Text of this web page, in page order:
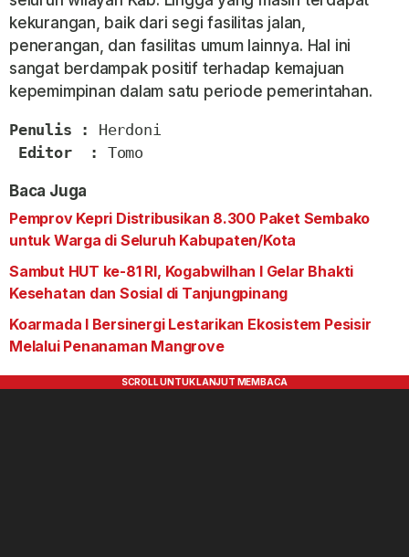
kekurangan, baik dari segi fasilitas jalan,
penerangan, dan fasilitas umum lainnya. Hal ini
sangat berdampak positif terhadap kemajuan
kepemimpinan dalam satu periode pemerintahan.
Penulis :
Herdoni
Editor  :
Tomo
Baca Juga
Pemprov Kepri Distribusikan 8.300 Paket Sembako
untuk Warga di Seluruh Kabupaten/Kota
Sambut HUT ke-81 RI, Kogabwilhan I Gelar Bhakti
Kesehatan dan Sosial di Tanjungpinang
Koarmada I Bersinergi Lestarikan Ekosistem Pesisir
Melalui Penanaman Mangrove